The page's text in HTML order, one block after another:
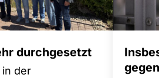
durchgesetzt
der